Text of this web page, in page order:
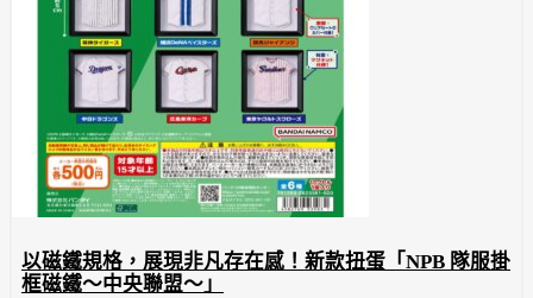
以磁鐵規格，展現非凡存在感！新款扭蛋「NPB 隊服掛
框磁鐵～中央聯盟～」